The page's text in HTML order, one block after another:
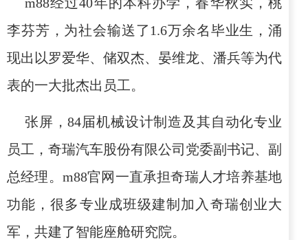
李芬芳，为社会输送了1.6万余名毕业生，涌
现出以罗爱华、储双杰、晏维龙、潘兵等为代
表的一大批杰出员工。
张屏，84届机械设计制造及其自动化专业
员工，奇瑞汽车股份有限公司 党委副书记、 副
总经理。 m88官网一直承担奇瑞人才培养基地
功能，很多专业成班级建制加入奇瑞创业大
军，共建了智能座舱研究院。